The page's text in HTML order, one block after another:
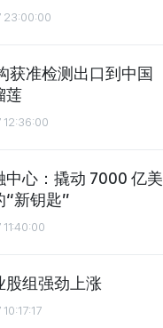
获准检测出口到中国
莲
中心：撬动 7000 亿美
“新钥匙”
股组强劲上涨